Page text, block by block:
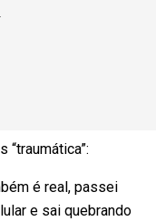
“traumática”:
é real, passei
e sai quebrando